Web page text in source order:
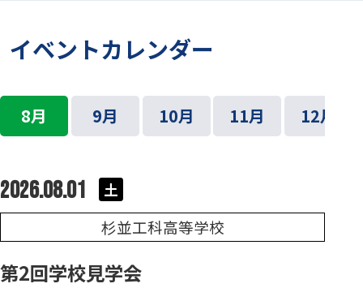
イベントカレンダー
8月 9月 10月 11月 12月
2026.08.01 土
杉並工科高等学校
第2回学校見学会